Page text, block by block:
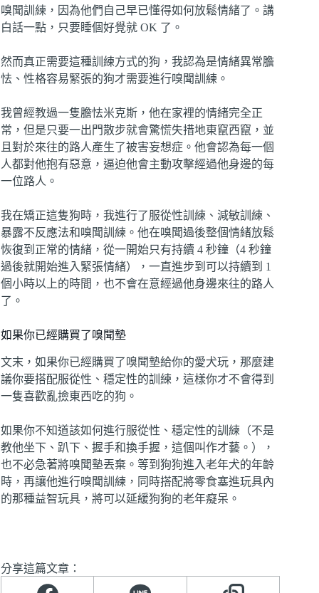
嗅聞訓練，因為他們自己早已懂得如何放鬆情緒了。講
白話一點，只要睡個好覺就 OK 了。
然而真正需要這種訓練方式的狗，我認為是情緒異常膽
怯、性格容易緊張的狗才需要進行嗅聞訓練。
我曾經教過一隻膽怯米克斯，他在家裡的情緒完全正
常，但是只要一出門散步就會驚慌失措地東竄西竄，並
且對於來往的路人產生了被害妄想症。他會認為每一個
人都對他抱有惡意，逼迫他會主動攻擊經過他身邊的每
一位路人。
我在矯正這隻狗時，我進行了服從性訓練、減敏訓練、
暴露不反應法和嗅聞訓練。他在嗅聞過後整個情緒放鬆
恢復到正常的情緒，從一開始只有持續 4 秒鐘（4 秒鐘
過後就開始進入緊張情緒），一直進步到可以持續到 1
個小時以上的時間，也不會在意經過他身邊來往的路人
了。
如果你已經購買了嗅聞墊
文末，如果你已經購買了嗅聞墊給你的愛犬玩，那麼建
議你要搭配服從性、穩定性的訓練，這樣你才不會得到
一隻喜歡亂撿東西吃的狗。
如果你不知道該如何進行服從性、穩定性的訓練（不是
教他坐下、趴下、握手和換手握，這個叫作才藝。），
也不必急著將嗅聞墊丟棄。等到狗狗進入老年犬的年齡
時，再讓他進行嗅聞訓練，同時搭配將零食塞進玩具內
的那種益智玩具，將可以延緩狗狗的老年癡呆。
分享這篇文章：